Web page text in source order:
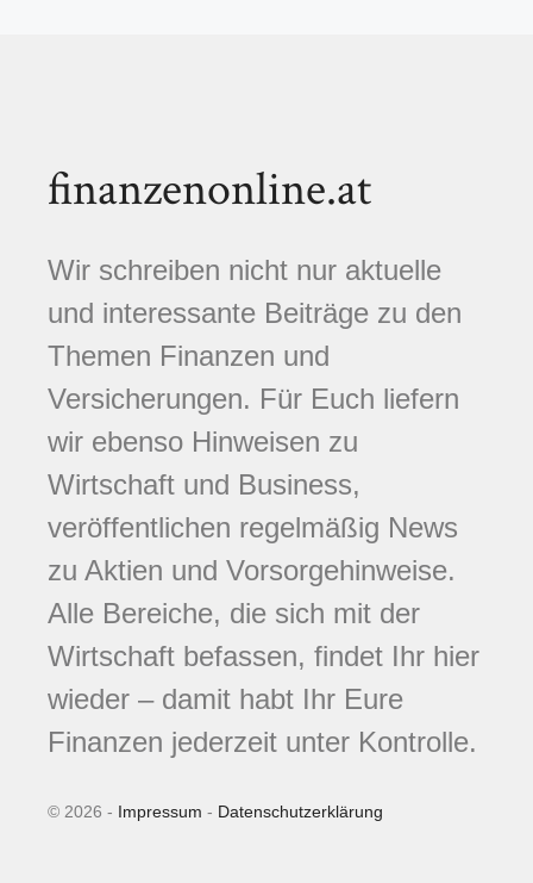
finanzenonline.at
Wir schreiben nicht nur aktuelle
und interessante Beiträge zu den
Themen Finanzen und
Versicherungen. Für Euch liefern
wir ebenso Hinweisen zu
Wirtschaft und Business,
veröffentlichen regelmäßig News
zu Aktien und Vorsorgehinweise.
Alle Bereiche, die sich mit der
Wirtschaft befassen, findet Ihr hier
wieder – damit habt Ihr Eure
Finanzen jederzeit unter Kontrolle.
© 2026 - Impressum - Datenschutzerklärung